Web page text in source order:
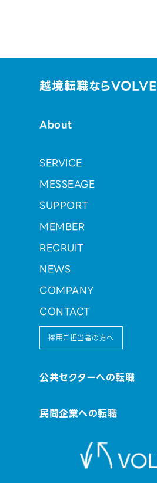
越境転職ならVOLVE
About
SERVICE
MESSEAGE
SUPPORT
MEMBER
RECRUIT
NEWS
COMPANY
CONTACT
採用ご担当者の方へ
公共セクターへの転職
民間企業への転職